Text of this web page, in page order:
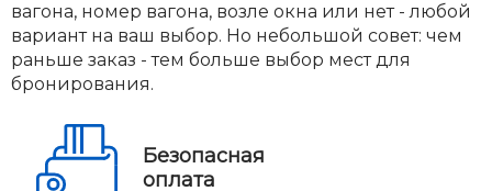
вагона, номер вагона, возле окна или нет - любой
вариант на ваш выбор. Но небольшой совет: чем
раньше заказ - тем больше выбор мест для
бронирования.
Безопасная
оплата